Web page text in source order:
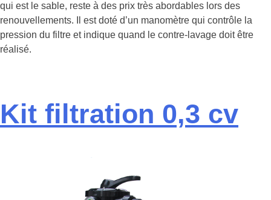
qui est le sable, reste à des prix très abordables lors des
renouvellements. Il est doté d’un manomètre qui contrôle la
pression du filtre et indique quand le contre-lavage doit être
réalisé.
Kit filtration 0,3 cv